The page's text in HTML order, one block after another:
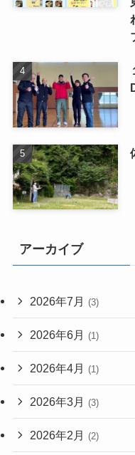
アーカイブ
2026年7月 (3)
2026年6月 (1)
2026年4月 (1)
2026年3月 (3)
2026年2月 (2)